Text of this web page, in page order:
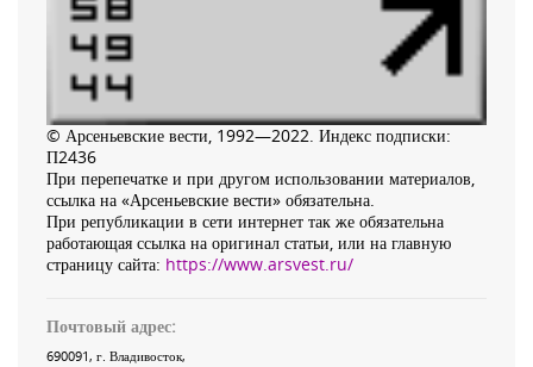
© Арсеньевские вести, 1992—2022. Индекс подписки:
П2436
При перепечатке и при другом использовании материалов,
ссылка на «Арсеньевские вести» обязательна.
При републикации в сети интернет так же обязательна
работающая ссылка на оригинал статьи, или на главную
страницу сайта: https://www.arsvest.ru/
Почтовый адрес:
690091, г. Владивосток,